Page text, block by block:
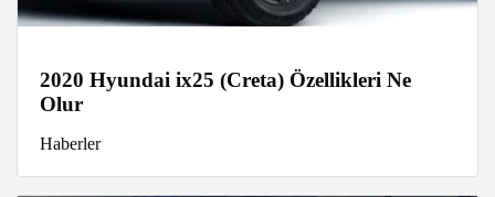
2020 Hyundai ix25 (Creta) Özellikleri Ne
Olur
Haberler